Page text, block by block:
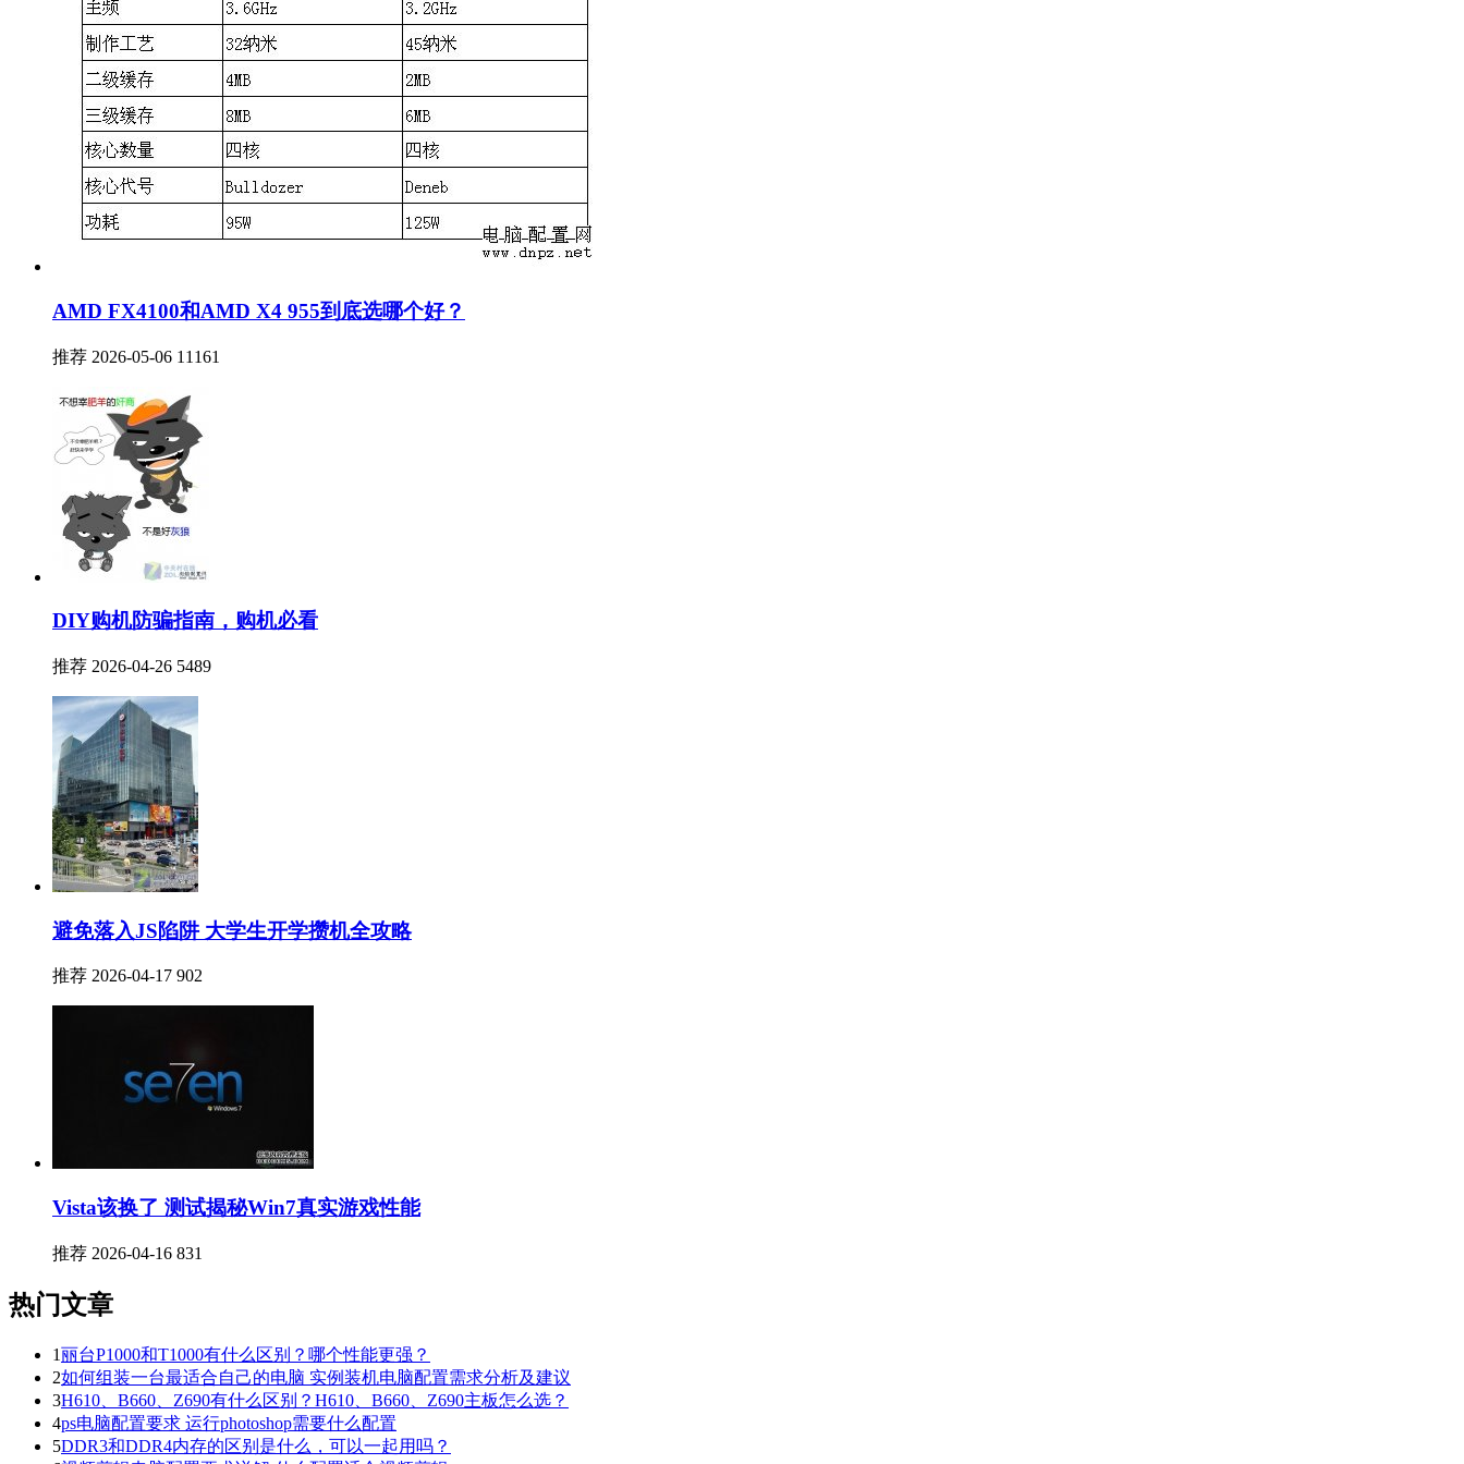
AMD FX4100和AMD X4 955到底选哪个好？
推荐 2026-05-06 11161
DIY购机防骗指南，购机必看
推荐 2026-04-26 5489
避免落入JS陷阱 大学生开学攒机全攻略
推荐 2026-04-17 902
Vista该换了 测试揭秘Win7真实游戏性能
推荐 2026-04-16 831
热门文章
1丽台P1000和T1000有什么区别？哪个性能更强？
2如何组装一台最适合自己的电脑 实例装机电脑配置需求分析及建议
3H610、B660、Z690有什么区别？H610、B660、Z690主板怎么选？
4ps电脑配置要求 运行photoshop需要什么配置
5DDR3和DDR4内存的区别是什么，可以一起用吗？